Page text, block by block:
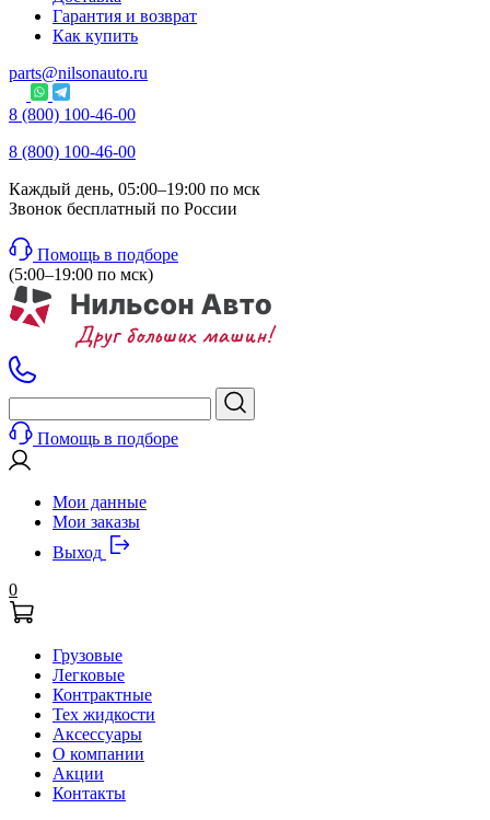
Гарантия и возврат
Как купить
parts@nilsonauto.ru
8 (800) 100-46-00
8 (800) 100-46-00
Каждый день, 05:00–19:00 по мск
Звонок бесплатный по России
Помощь в подборе
(5:00–19:00 по мск)
Помощь в подборе
Мои данные
Мои заказы
Выход
0
Грузовые
Легковые
Контрактные
Тех жидкости
Аксессуары
О компании
Акции
Контакты